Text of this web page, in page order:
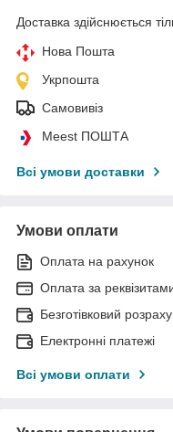
Доставка здійснюється
Нова Пошта
Укрпошта
Самовивіз
Meest ПОШТА
Всі умови доставки
Умови оплати
Оплата на рахунок
Оплата за
Безготівковий
Електронні платежі
Всі умови оплати